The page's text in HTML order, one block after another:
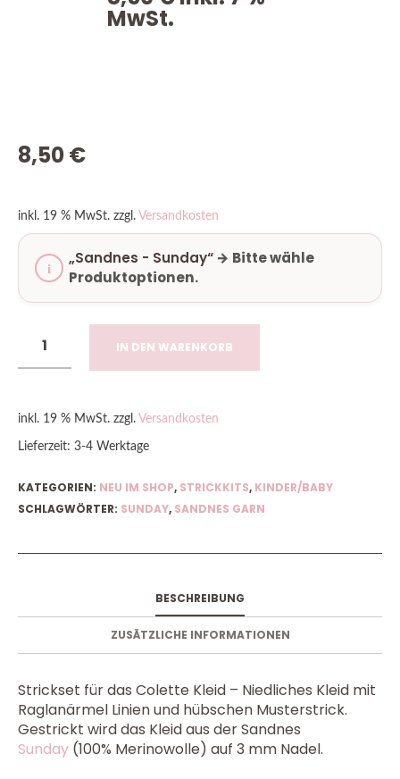
MwSt.
8,50€
inkl. 19 % MwSt. zzgl. Versandkosten
„Sandnes - Sunday“ → Bitte wähle
Produktoptionen.
IN DEN WARENKORB
inkl. 19 % MwSt. zzgl. Versandkosten
Lieferzeit: 3-4 Werktage
KATEGORIEN: NEU IM SHOP, STRICKKITS, KINDER/BABY
SCHLAGWÖRTER: SUNDAY, SANDNES GARN
BESCHREIBUNG
ZUSÄTZLICHE INFORMATIONEN
Strickset für das Colette Kleid – Niedliches Kleid mit
Raglanärmel Linien und hübschen Musterstrick.
Gestrickt wird das Kleid aus der Sandnes
Sunday (100% Merinowolle) auf 3 mm Nadel.